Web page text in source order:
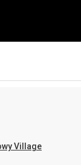
Village